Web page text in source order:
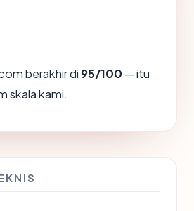
berakhir di 95/100 — itu
skala kami.